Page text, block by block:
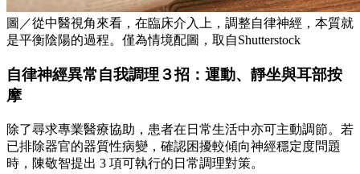
圖／從中醫視角來看，在臨床介入上，調整自律神經，本質就
是平衡陰陽的過程。僅為情境配圖，取自Shutterstock
自律神經異常自我調理３招：運動、靜坐與耳部按
摩
除了尋求專業醫療協助，患者在日常生活中亦可主動調節。若
已排除器官的器質性病變，確認困擾較傾向神經穩定度問題
時，陳敬智提出 3 項可執行的日常調理對策。